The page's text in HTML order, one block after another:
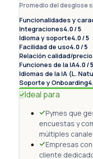
Promedio del desglose
Funcionalidades y
Integraciones4.0 / 5
Idioma y soporte4.0 / 5
Facilidad de uso4.0 / 5
Relación calidad/precio
Funciones de la IA4.0 / 5
Idiomas de la IA (L.
Soporte y Onboarding
Ideal para
Pymes que
encuestas y
múltiples
Empresas
cliente